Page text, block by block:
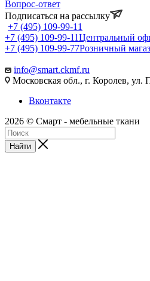
Вопрос-ответ
Подписаться на рассылку
+7 (495) 109-99-11
+7 (495) 109-99-11Центральный
+7 (495) 109-99-77Розничный
info@smart.ckmf.ru
Московская обл., г. Королев, ул.
Вконтакте
2026 © Смарт - мебельные ткани
Найти